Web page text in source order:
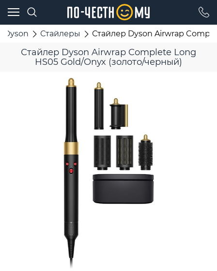
Dyson Стайлеры Стайлер Dyson Airwrap
Стайлер Dyson Airwrap Complete Long
HS05 Gold/Onyx (золото/черный)